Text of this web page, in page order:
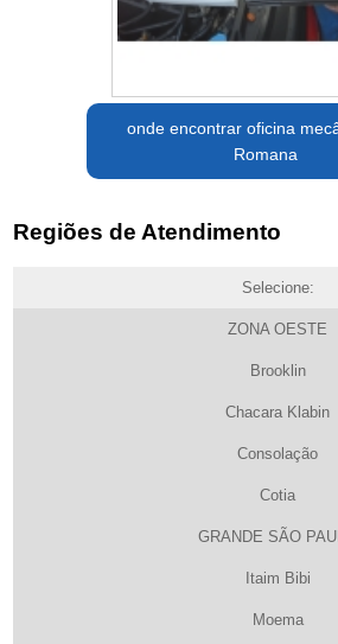
onde encontrar oficina
Romana
Regiões de Atendimento
Selecione:
ZONA OESTE
Brooklin
Chacara Klabin
Consolação
Cotia
GRANDE SÃO
Itaim Bibi
Moema